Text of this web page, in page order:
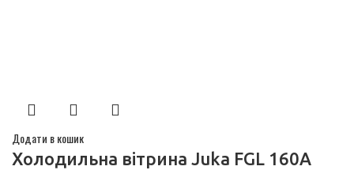
Додати в кошик
Холодильна вітрина Juka FGL 160A